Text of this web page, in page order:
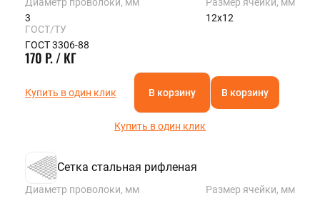
3
12х12
ГОСТ/ТУ
ГОСТ 3306-88
170 Р. / КГ
Купить в один клик В корзину В корзину
Купить в один клик
Сетка стальная рифленая
Диаметр проволоки, мм
Размер ячейки, мм